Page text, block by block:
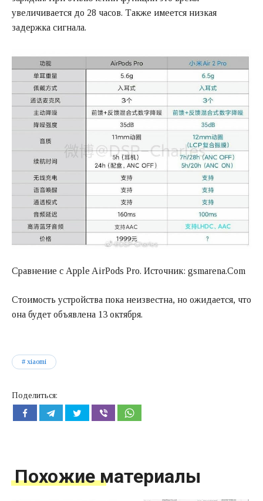
увеличивается до 28 часов. Также имеется низкая
задержка сигнала.
Сравнение с Apple AirPods Pro. Источник: gsmarena.Com
Стоимость устройства пока неизвестна, но ожидается, что
она будет объявлена 13 октября.
xiaomi
Поделиться:
Похожие материалы